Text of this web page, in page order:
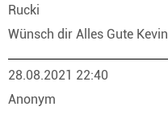
Rucki
Wünsch dir Alles Gute Kevin
28.08.2021 22:40
Anonym